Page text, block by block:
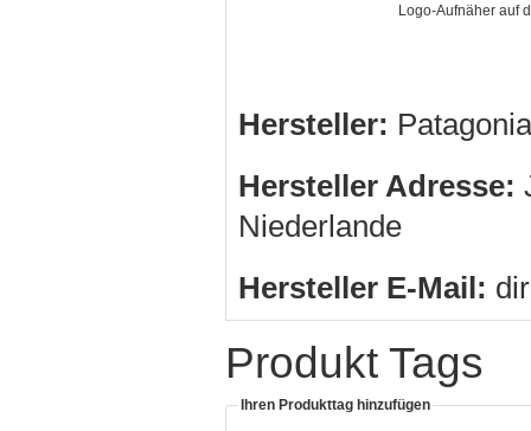
Logo-Aufnäher auf
Hersteller:
Hersteller Adresse:
Niederlande
Hersteller E-Mail:
Produkt Tags
Ihren Produkttag hinzufügen